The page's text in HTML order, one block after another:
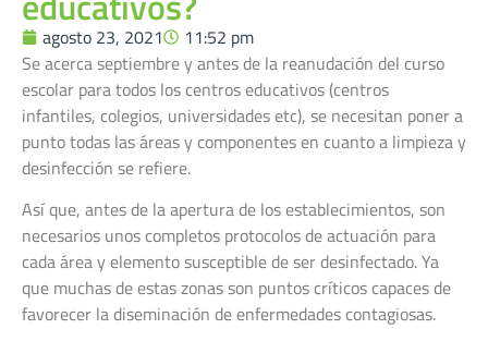
agosto 23, 2021
11:52 pm
Se acerca septiembre y antes de la reanudación del curso
escolar para todos los centros educativos (centros
infantiles, colegios, universidades etc), se necesitan poner a
punto todas las áreas y componentes en cuanto a limpieza y
desinfección se refiere.
Así que, antes de la apertura de los establecimientos, son
necesarios unos completos protocolos de actuación para
cada área y elemento susceptible de ser desinfectado. Ya
que muchas de estas zonas son puntos críticos capaces de
favorecer la diseminación de enfermedades contagiosas.